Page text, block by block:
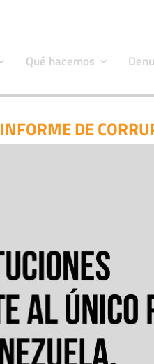
Qué hacemos
INFORME DE